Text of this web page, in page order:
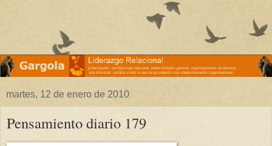
martes, 12 de enero de 2010
Pensamiento diario 179